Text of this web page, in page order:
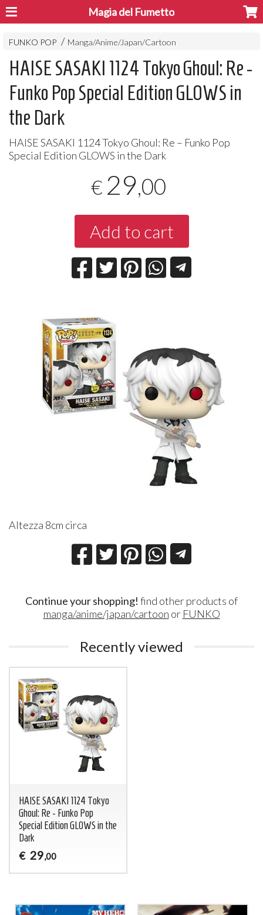
Magia del Fumetto
FUNKO POP Manga/Anime/Japan/Cartoon
HAISE SASAKI 1124 Tokyo Ghoul: Re -
Funko Pop Special Edition GLOWS in
the Dark
HAISE SASAKI 1124 Tokyo Ghoul: Re – Funko Pop
Special Edition GLOWS in the Dark
€ 29,00
Add to cart
Altezza 8cm circa
Continue your shopping! find other products of
manga/anime/japan/cartoon or FUNKO
Recently viewed
HAISE SASAKI 1124 Tokyo
Ghoul: Re - Funko Pop
Special Edition GLOWS in the
Dark
€ 29,00